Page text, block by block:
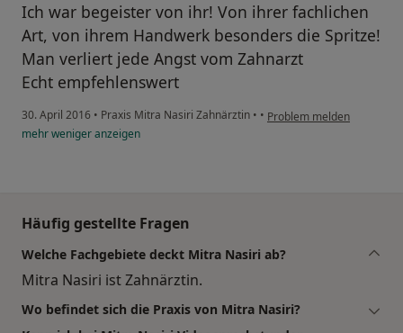
Ich war begeister von ihr! Von ihrer fachlichen
Art, von ihrem Handwerk besonders die Spritze!
Man verliert jede Angst vom Zahnarzt
Echt empfehlenswert
30. April 2016 • Praxis Mitra Nasiri Zahnärztin • • Problem melden
mehrwenigeranzeigen
Häufig gestellte Fragen
Welche Fachgebiete deckt Mitra Nasiri ab?
Mitra Nasiri ist Zahnärztin.
Wo befindet sich die Praxis von Mitra Nasiri?